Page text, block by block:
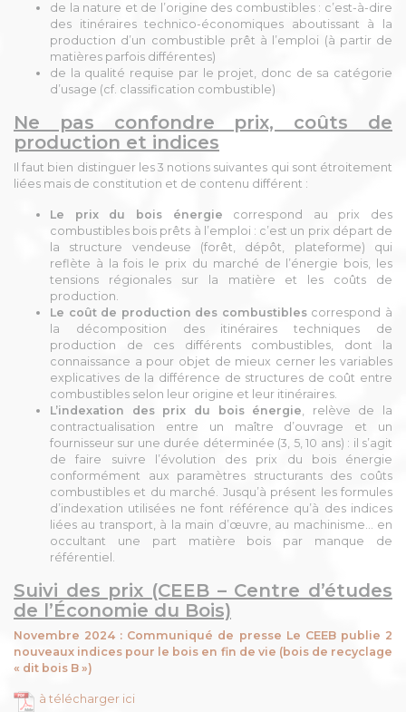
de la nature et de l’origine des combustibles : c’est-à-dire
des itinéraires technico-économiques aboutissant à la
production d’un combustible prêt à l’emploi (à partir de
matières parfois différentes)
de la qualité requise par le projet, donc de sa catégorie
d’usage (cf. classification combustible)
Ne pas confondre prix, coûts de
production et indices
Il faut bien distinguer les 3 notions suivantes qui sont étroitement
liées mais de constitution et de contenu différent :
Le prix du bois énergie correspond au prix des
combustibles bois prêts à l’emploi : c’est un prix départ de
la structure vendeuse (forêt, dépôt, plateforme) qui
reflète à la fois le prix du marché de l’énergie bois, les
tensions régionales sur la matière et les coûts de
production.
Le coût de production des combustiblescorrespond à
la décomposition des itinéraires techniques de
production de ces différents combustibles, dont la
connaissance a pour objet de mieux cerner les variables
explicatives de la différence de structures de coût entre
combustibles selon leur origine et leur itinéraires.
L’indexation des prix du bois énergie, relève de la
contractualisation entre un maître d’ouvrage et un
fournisseur sur une durée déterminée (3, 5, 10 ans) : il s’agit
de faire suivre l’évolution des prix du bois énergie
conformément aux paramètres structurants des coûts
combustibles et du marché. Jusqu’à présent les formules
d’indexation utilisées ne font référence qu’à des indices
liées au transport, à la main d’œuvre, au machinisme… en
occultant une part matière bois par manque de
référentiel.
Suivi des prix (CEEB – Centre d’études
de l’Économie du Bois)
Novembre 2024 : Communiqué de presse Le CEEB publie 2
nouveaux indices pour le bois en fin de vie (bois de recyclage
« dit bois B »)
à télécharger ici